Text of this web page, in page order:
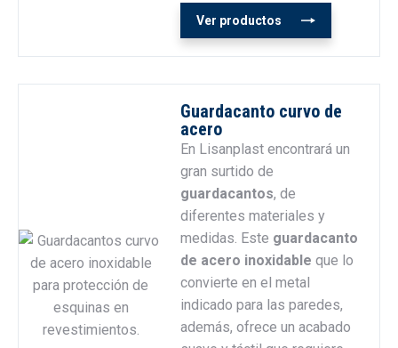
Ver productos
Guardacanto curvo de
acero
En Lisanplast encontrará un
gran surtido de
guardacantos, de
diferentes materiales y
medidas. Este guardacanto
de acero inoxidable que lo
convierte en el metal
indicado para las paredes,
además, ofrece un acabado